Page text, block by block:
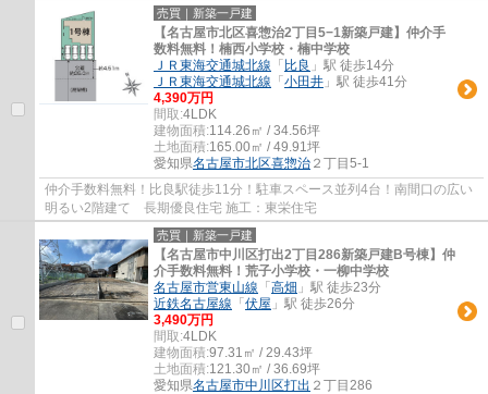
売買｜新築一戸建
【名古屋市北区喜惣治2丁目5−1新築戸建】仲介手
数料無料！楠西小学校・楠中学校
ＪＲ東海交通城北線 「 比良 」駅 徒歩14分
ＪＲ東海交通城北線 「 小田井 」駅 徒歩41分
4,390万円
間取:4LDK
建物面積:114.26㎡ / 34.56坪
土地面積:165.00㎡ / 49.91坪
愛知県名古屋市北区喜惣治 ２丁目5-1
仲介手数料無料！比良駅徒歩11分！駐車スペース並列4台！南間口の広い
明るい2階建て 長期優良住宅 施工：東栄住宅
売買｜新築一戸建
【名古屋市中川区打出2丁目286新築戸建B号棟】仲
介手数料無料！荒子小学校・一柳中学校
名古屋市営東山線 「 高畑 」駅 徒歩23分
近鉄名古屋線 「 伏屋 」駅 徒歩26分
3,490万円
間取:4LDK
建物面積:97.31㎡ / 29.43坪
土地面積:121.30㎡ / 36.69坪
愛知県名古屋市中川区打出 ２丁目286